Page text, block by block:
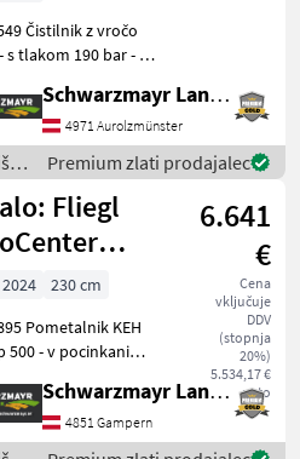
z vročo
s tlakom 190 bar - s
ogrevanja 30–
- z dvojno šobo s
za vstavljanje - z
Schwarzmayr Landtechnik GmbH - Aurolzmünster
4971 Aurolzmünster
Premium zlati prodajalec
Fliegl
2300
6.641
€
Cena
vključuje
DDV
(stopnja
20%)
5.534,17 €
neto
230 cm
KEH
500 - v pocinkani
- z mehanskim
za zasuk v
desno - z vgrajenim
Schwarzmayr Landtechnik GmbH - Gampern
4851 Gampern